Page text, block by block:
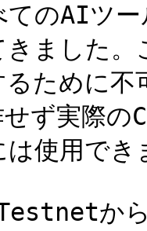
てのAIツ
ました
ために不
ず実際の
使用でき
か